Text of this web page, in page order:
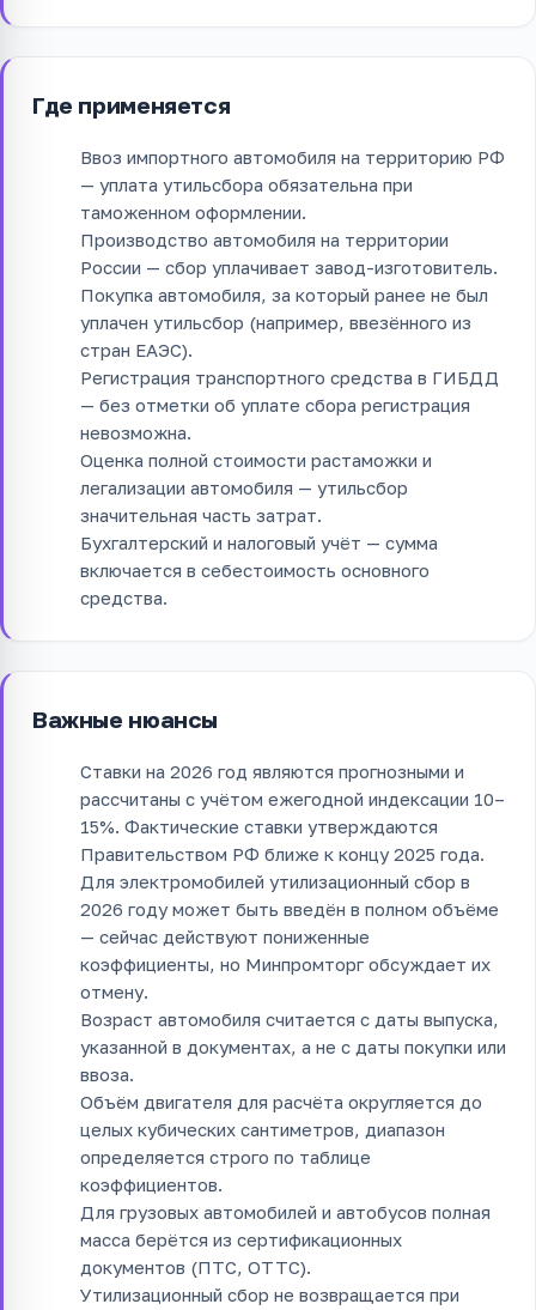
Где применяется
Ввоз импортного автомобиля на территорию РФ
— уплата утильсбора обязательна при
таможенном оформлении.
Производство автомобиля на территории
России — сбор уплачивает завод-изготовитель.
Покупка автомобиля, за который ранее не был
уплачен утильсбор (например, ввезённого из
стран ЕАЭС).
Регистрация транспортного средства в ГИБДД
— без отметки об уплате сбора регистрация
невозможна.
Оценка полной стоимости растаможки и
легализации автомобиля — утильсбор
значительная часть затрат.
Бухгалтерский и налоговый учёт — сумма
включается в себестоимость основного
средства.
Важные нюансы
Ставки на 2026 год являются прогнозными и
рассчитаны с учётом ежегодной индексации 10–
15%. Фактические ставки утверждаются
Правительством РФ ближе к концу 2025 года.
Для электромобилей утилизационный сбор в
2026 году может быть введён в полном объёме
— сейчас действуют пониженные
коэффициенты, но Минпромторг обсуждает их
отмену.
Возраст автомобиля считается с даты выпуска,
указанной в документах, а не с даты покупки или
ввоза.
Объём двигателя для расчёта округляется до
целых кубических сантиметров, диапазон
определяется строго по таблице
коэффициентов.
Для грузовых автомобилей и автобусов полная
масса берётся из сертификационных
документов (ПТС, ОТТС).
Утилизационный сбор не возвращается при